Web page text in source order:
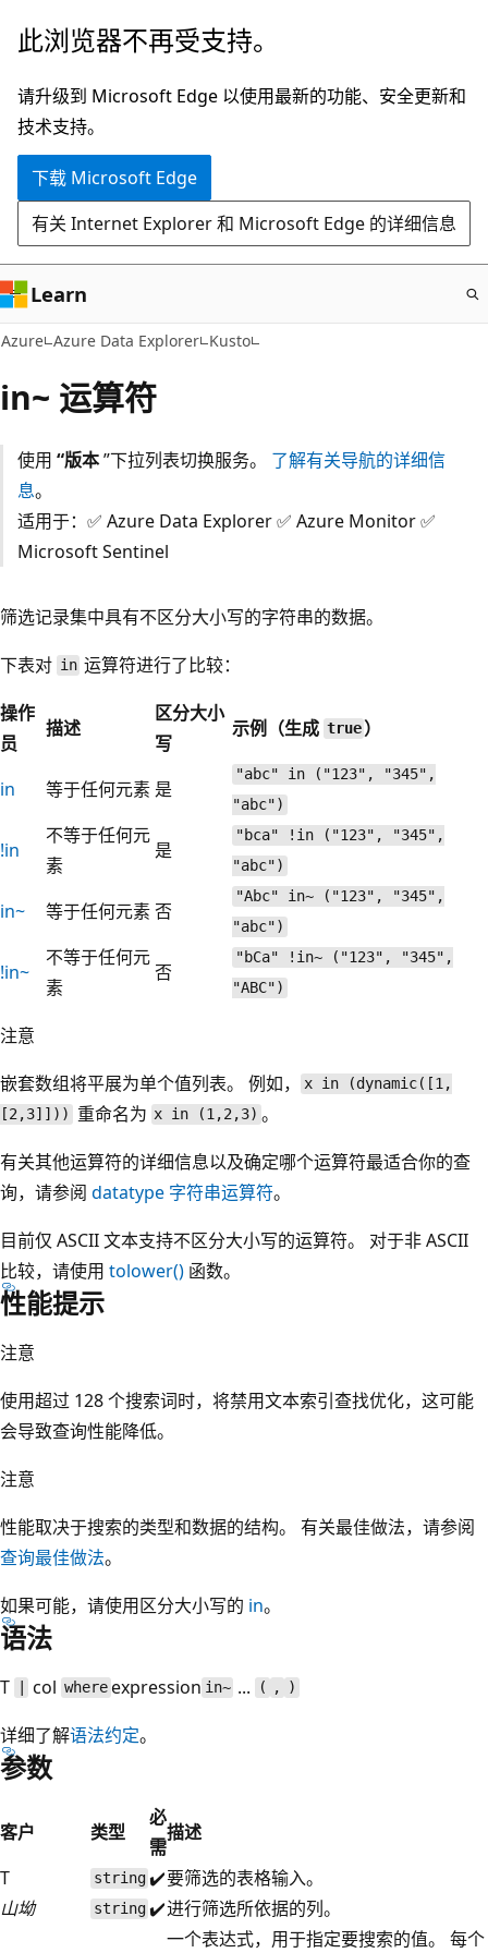
跳
主
要
内
此浏览器不再受支持。
请升级到 Microsoft Edge 以使用最新的功能、安全更新和
技术支持。
下载 Microsoft Edge
有关 Internet Explorer 和 Microsoft Edge 的详细信息
Learn
Azure Azure Data Explorer Kusto
in~ 运算符
使用 “版本”下拉列表切换服务。 了解有关导航的详细信
息。
适用于：✅ Azure Data Explorer ✅ Azure Monitor ✅
Microsoft Sentinel
筛选记录集中具有不区分大小写的字符串的数据。
下表对 in 运算符进行了比较：
操作
员
描述
区分大小
写
示例（生成 true）
in 等于任何元素 是
"abc" in ("123", "345",
"abc")
!in
不等于任何元
素
是
"bca" !in ("123", "345",
"abc")
in~ 等于任何元素否
"Abc" in~ ("123", "345",
"abc")
!in~
不等于任何元
素
否
"bCa" !in~ ("123", "345",
"ABC")
注意
嵌套数组将平展为单个值列表。 例如，
x in (dynamic([1,
[2,3]]))
重命名为 x in (1,2,3) 。
有关其他运算符的详细信息以及确定哪个运算符最适合你的查
询，请参阅 datatype 字符串运算符。
目前仅 ASCII 文本支持不区分大小写的运算符。 对于非 ASCII
比较，请使用 tolower() 函数。
性能提示
注意
使用超过 128 个搜索词时，将禁用文本索引查找优化，这可能
会导致查询性能降低。
注意
性能取决于搜索的类型和数据的结构。 有关最佳做法，请参阅
查询最佳做法。
如果可能，请使用区分大小写的 in。
语法
T colwhereexpression in~ ... ( , )
详细了解语法约定。
参数
客户 类型
必
需
描述
T
string ✔️要筛选的表格输入。
山坳
string ✔️进行筛选所依据的列。
一个表达式，用于指定要搜索的值。 每个